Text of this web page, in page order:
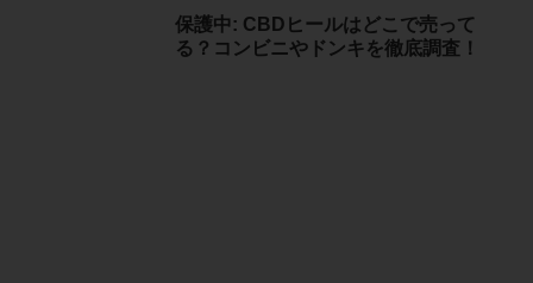
保護中: CBDヒールはどこで売って
る？コンビニやドンキを徹底調査！